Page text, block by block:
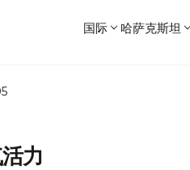
国际 哈萨克斯坦
力